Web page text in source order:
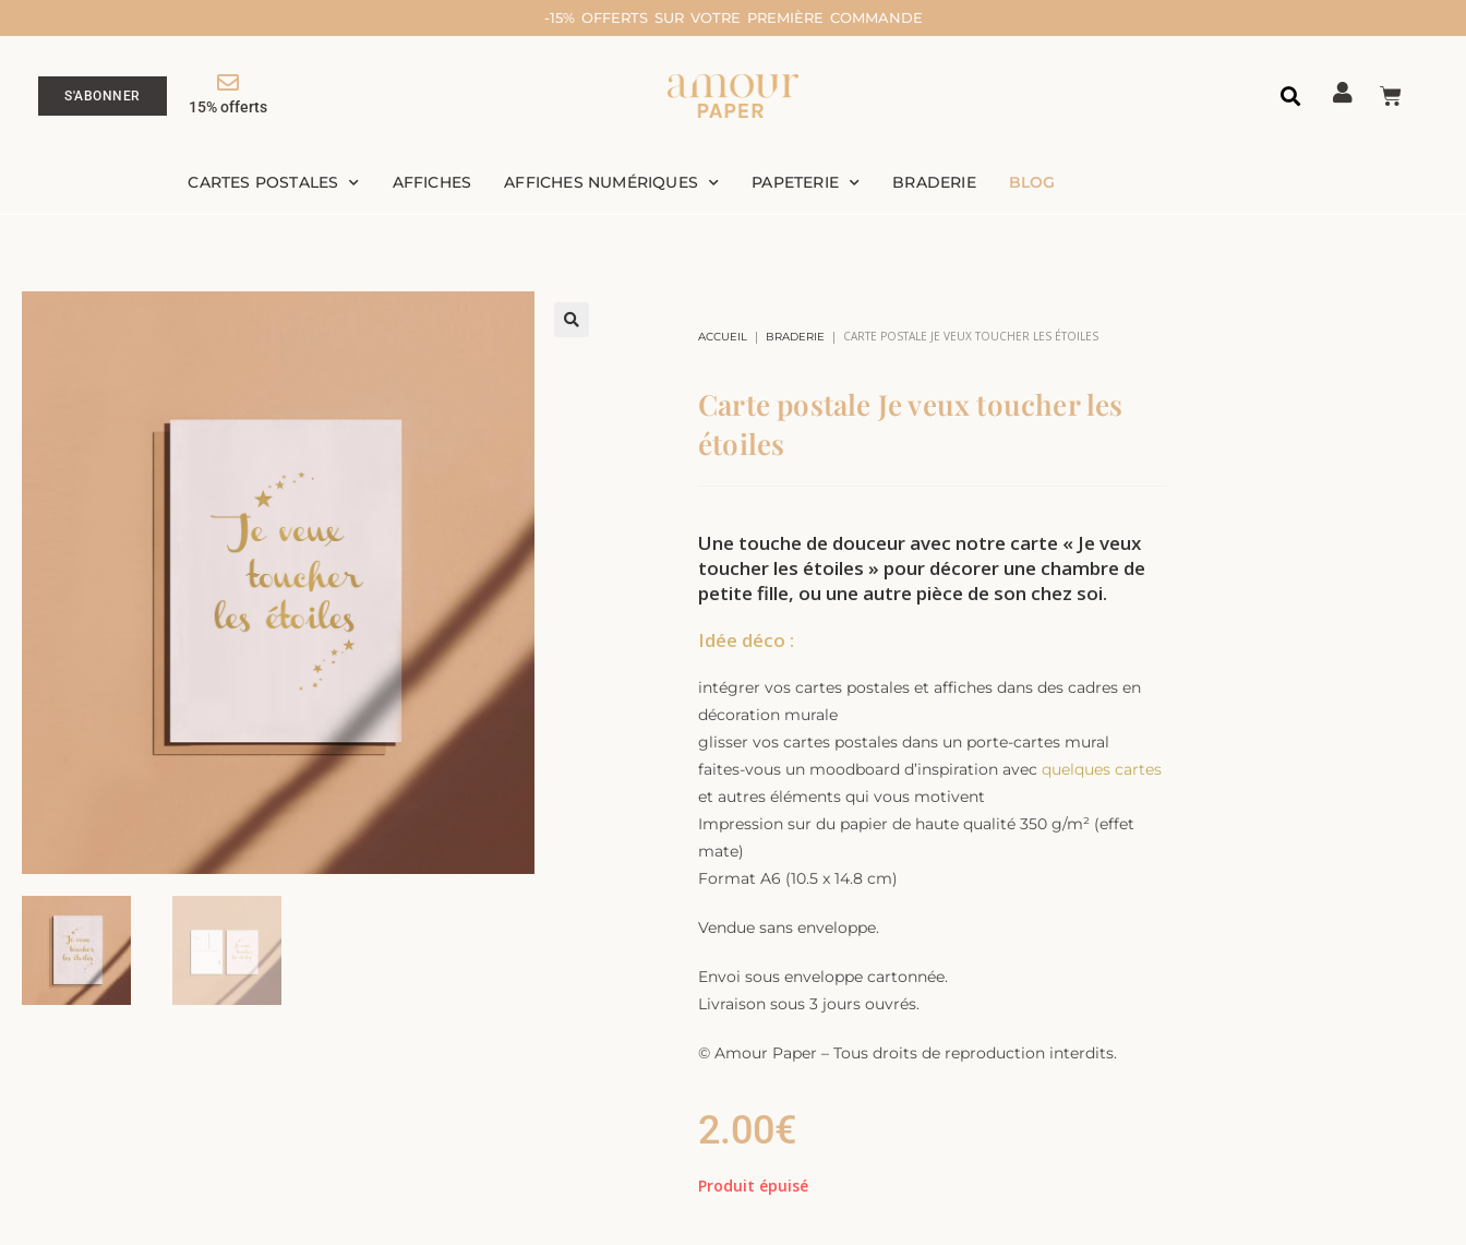
-15% OFFERTS SUR VOTRE PREMIÈRE COMMANDE
S'ABONNER
15% offerts
CARTES POSTALES AFFICHES AFFICHES NUMÉRIQUES PAPETERIE BRADERIE BLOG
ACCUEIL | BRADERIE | CARTE POSTALE JE VEUX TOUCHER LES ÉTOILES
Carte postale Je veux toucher les
étoiles
Une touche de douceur avec notre carte « Je veux
toucher les étoiles » pour décorer une chambre de
petite fille, ou une autre pièce de son chez soi.
Idée déco :
intégrer vos cartes postales et affiches dans des cadres en
décoration murale
glisser vos cartes postales dans un porte-cartes mural
faites-vous un moodboard d’inspiration avec quelques cartes
et autres éléments qui vous motivent
Impression sur du papier de haute qualité 350 g/m² (effet
mate)
Format A6 (10.5 x 14.8 cm)
Vendue sans enveloppe.
Envoi sous enveloppe cartonnée.
Livraison sous 3 jours ouvrés.
© Amour Paper – Tous droits de reproduction interdits.
2.00€
Produit épuisé